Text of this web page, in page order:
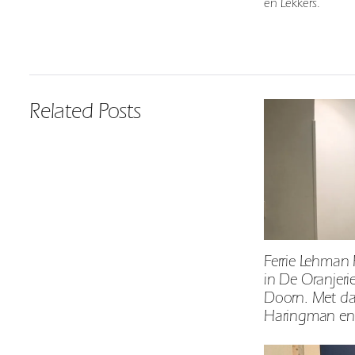
Related Posts
Ferrie
in De
Doorn. Met
Haringman